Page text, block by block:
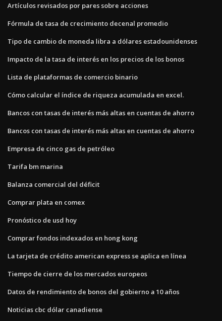
Artículos revisados ​​por pares sobre acciones
Fórmula de tasa de crecimiento decenal promedio
Tipo de cambio de moneda libra a dólares estadounidenses
Impacto de la tasa de interés en los precios de los bonos
Lista de plataformas de comercio binario
Cómo calcular el índice de riqueza acumulada en excel.
Bancos con tasas de interés más altas en cuentas de ahorro
Bancos con tasas de interés más altas en cuentas de ahorro
Empresa de cinco gas de petróleo
Tarifa bm marina
Balanza comercial del déficit
Comprar plata en comex
Pronóstico de usd hoy
Comprar fondos indexados en hong kong
La tarjeta de crédito american express se aplica en línea
Tiempo de cierre de los mercados europeos
Datos de rendimiento de bonos del gobierno a 10 años
Noticias cbc dólar canadiense